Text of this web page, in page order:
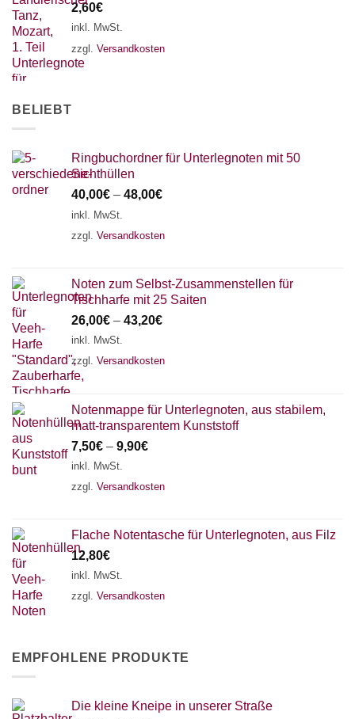
2,60€
inkl. MwSt.
zzgl. Versandkosten
BELIEBT
Ringbuchordner für Unterlegnoten mit 50
Sichthüllen
40,00€ – 48,00€
inkl. MwSt.
zzgl. Versandkosten
Noten zum Selbst-Zusammenstellen für
Tischharfe mit 25 Saiten
26,00€ – 43,20€
inkl. MwSt.
zzgl. Versandkosten
Notenmappe für Unterlegnoten, aus stabilem,
matt-transparentem Kunststoff
7,50€ – 9,90€
inkl. MwSt.
zzgl. Versandkosten
Flache Notentasche für Unterlegnoten, aus Filz
12,80€
inkl. MwSt.
zzgl. Versandkosten
EMPFOHLENE PRODUKTE
Die kleine Kneipe in unserer Straße
18 SAITEN 21 SAITEN